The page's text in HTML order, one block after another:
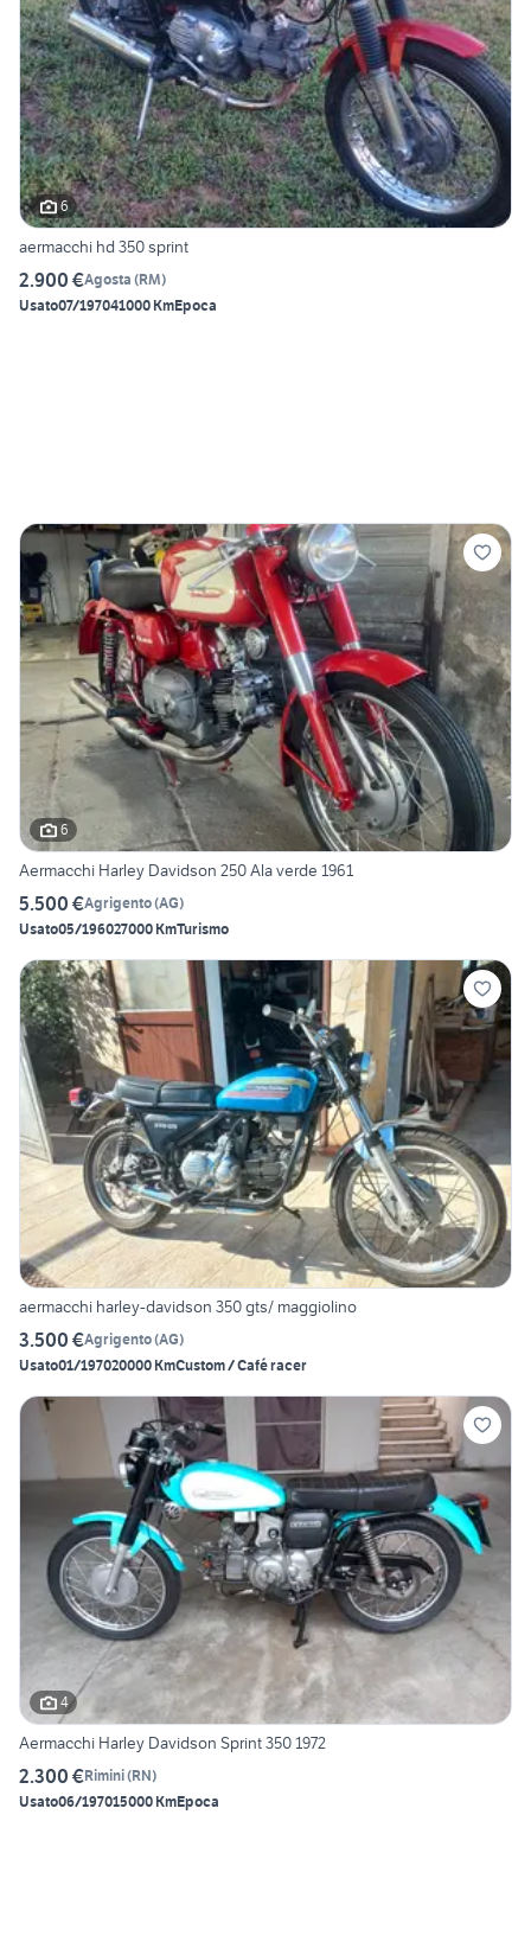
6
aermacchi hd 350 sprint
2.900 €Agosta (RM)
Usato07/197041000 KmEpoca
6
Aermacchi Harley Davidson 250 Ala verde 1961
5.500 €Agrigento(AG)
Usato05/196027000 KmTurismo
aermacchi harley-davidson 350 gts/ maggiolino
3.500 €Agrigento(AG)
Usato01/197020000 KmCustom / Café racer
4
Aermacchi Harley Davidson Sprint 350 1972
2.300 €Rimini(RN)
Usato06/197015000 KmEpoca